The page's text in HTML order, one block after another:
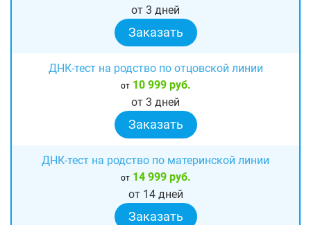
от 3 дней
Заказать
ДНК-тест на родство по отцовской линии
от10 999 руб.
от 3 дней
Заказать
ДНК-тест на родство по материнской линии
от14 999 руб.
от 14 дней
Заказать